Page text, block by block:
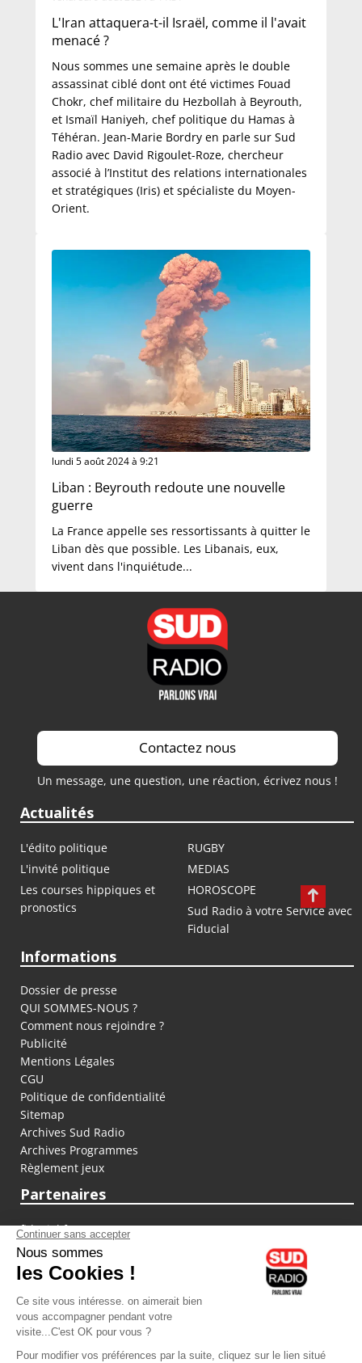
L'Iran attaquera-t-il Israël, comme il l'avait
menacé ?
Nous sommes une semaine après le double
assassinat ciblé dont ont été victimes Fouad
Chokr, chef militaire du Hezbollah à Beyrouth,
et Ismaïl Haniyeh, chef politique du Hamas à
Téhéran. Jean-Marie Bordry en parle sur Sud
Radio avec David Rigoulet-Roze, chercheur
associé à l’Institut des relations internationales
et stratégiques (Iris) et spécialiste du Moyen-
Orient.
lundi 5 août 2024 à 9:21
Liban : Beyrouth redoute une nouvelle
guerre
La France appelle ses ressortissants à quitter le
Liban dès que possible. Les Libanais, eux,
vivent dans l'inquiétude...
Contactez nous
Un message, une question, une réaction, écrivez nous !
Actualités
L'édito politique
RUGBY
L'invité politique
MEDIAS
Les courses hippiques et
pronostics
HOROSCOPE
Sud Radio à votre Service avec
Fiducial
Informations
Dossier de presse
QUI SOMMES-NOUS ?
Comment nous rejoindre ?
Publicité
Mentions Légales
CGU
Politique de confidentialité
Sitemap
Archives Sud Radio
Archives Programmes
Règlement jeux
Partenaires
fiducial.fr
lyoncapitale.fr
olympique-et-lyonnais.com
L'application Iphone / Android
Téléchargez l'application